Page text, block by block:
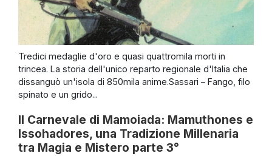
Tredici medaglie d'oro e quasi quattromila morti in
trincea. La storia dell'unico reparto regionale d'Italia che
dissanguò un'isola di 850mila anime.Sassari – Fango, filo
spinato e un grido...
Il Carnevale di Mamoiada: Mamuthones e
Issohadores, una Tradizione Millenaria
tra Magia e Mistero parte 3°